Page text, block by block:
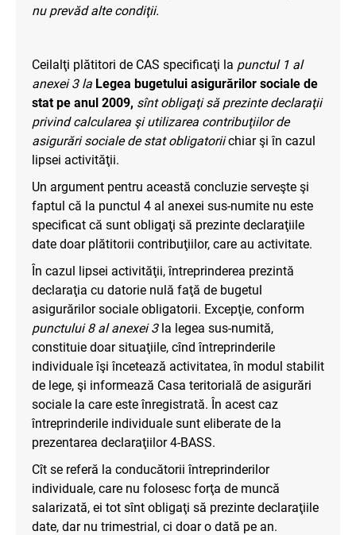
nu prevăd alte condiţii.
Ceilalţi plătitori de CAS specificaţi la punctul 1 al
anexei 3 la Legea bugetului asigurărilor sociale de
stat pe anul 2009, sînt obligaţi să prezinte declaraţii
privind calcularea şi utilizarea contribuţiilor de
asigurări sociale de stat obligatoriichiar şi în cazul
lipsei activităţii.
Un argument pentru această concluzie serveşte şi
faptul că la punctul 4 al anexei sus-numite nu este
specificat că sunt obligaţi să prezinte declaraţiile
date doar plătitorii contribuţiilor, care au activitate.
În cazul lipsei activităţii, întreprinderea prezintă
declaraţia cu datorie nulă faţă de bugetul
asigurărilor sociale obligatorii. Excepţie, conform
punctului 8 al anexei 3la legea sus-numită,
constituie doar situaţiile, cînd întreprinderile
individuale îşi încetează activitatea, în modul stabilit
de lege, şi informează Casa teritorială de asigurări
sociale la care este înregistrată. În acest caz
întreprinderile individuale sunt eliberate de la
prezentarea declaraţiilor 4-BASS.
Cît se referă la conducătorii întreprinderilor
individuale, care nu folosesc forţa de muncă
salarizată, ei tot sînt obligaţi să prezinte declaraţiile
date, dar nu trimestrial, ci doar o dată pe an.